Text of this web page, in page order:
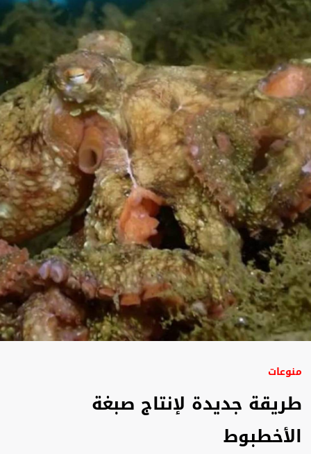
منوعات
طريقة جديدة لإنتاج صبغة
الأخطبوط